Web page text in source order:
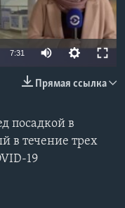
7:31
Прямая ссылка
посадкой в
в течение трех
19